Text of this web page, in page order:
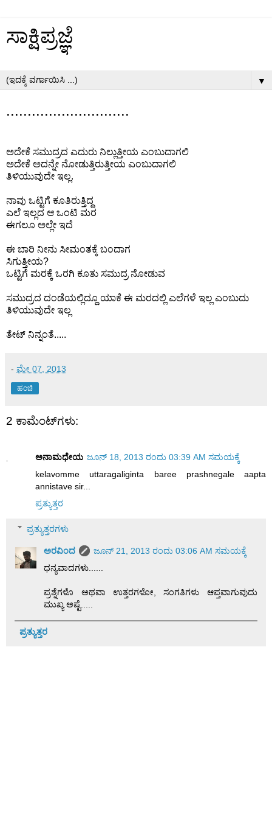
ಸಾಕ್ಷಿಪ್ರಜ್ಞೆ
▼
.............................
ಅದೇಕೆ ಸಮುದ್ರದ ಎದುರು ನಿಲ್ಲುತ್ತೀಯ ಎಂಬುದಾಗಲಿ
ಅದೇಕೆ ಅದನ್ನೇ ನೋಡುತ್ತಿರುತ್ತೀಯ ಎಂಬುದಾಗಲಿ
ತಿಳಿಯುವುದೇ ಇಲ್ಲ.
ನಾವು ಒಟ್ಟಿಗೆ ಕೂತಿರುತ್ತಿದ್ದ
ಎಲೆ ಇಲ್ಲದ ಆ ಒಂಟಿ ಮರ
ಈಗಲೂ ಅಲ್ಲೇ ಇದೆ
ಈ ಬಾರಿ ನೀನು ಸೀಮಂತಕ್ಕೆ ಬಂದಾಗ
ಸಿಗುತ್ತೀಯ?
ಒಟ್ಟಿಗೆ ಮರಕ್ಕೆ ಒರಗಿ ಕೂತು ಸಮುದ್ರ ನೋಡುವ
ಸಮುದ್ರದ ದಂಡೆಯಲ್ಲಿದ್ದೂ ಯಾಕೆ ಈ ಮರದಲ್ಲಿ ಎಲೆಗಳೆ ಇಲ್ಲ ಎಂಬುದು
ತಿಳಿಯುವುದೇ ಇಲ್ಲ
ತೇಟ್ ನಿನ್ನಂತೆ.....
- ಮೇ 07, 2013
ಹಂಚಿ
2 ಕಾಮೆಂಟ್‌ಗಳು:
ಅನಾಮಧೇಯ ಜೂನ್ 18, 2013 ರಂದು 03:39 AM ಸಮಯಕ್ಕೆ
kelavomme uttaragaliginta baree prashnegale aapta
annistave sir...
ಪ್ರತ್ಯುತ್ತರ
ಪ್ರತ್ಯುತ್ತರಗಳು
ಅರವಿಂದ
ಜೂನ್ 21, 2013 ರಂದು 03:06 AM ಸಮಯಕ್ಕೆ
ಧನ್ಯವಾದಗಳು......
ಪ್ರಶ್ನೆಗಳೊ ಅಥವಾ ಉತ್ತರಗಳೋ, ಸಂಗತಿಗಳು ಆಪ್ತವಾಗುವುದು
ಮುಖ್ಯ ಅಷ್ಟೆ.....
ಪ್ರತ್ಯುತ್ತರ